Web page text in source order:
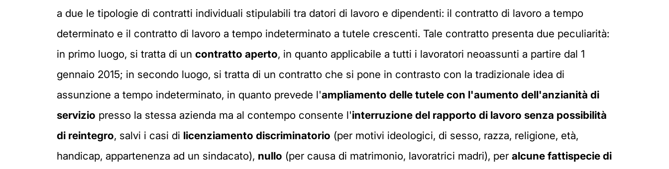
a due le tipologie di contratti individuali stipulabili tra datori di lavoro e dipendenti: il contratto di lavoro a tempo
determinato e il contratto di lavoro a tempo indeterminato a tutele crescenti. Tale contratto presenta due peculiarità:
in primo luogo, si tratta di un contratto aperto, in quanto applicabile a tutti i lavoratori neoassunti a partire dal 1
gennaio 2015; in secondo luogo, si tratta di un contratto che si pone in contrasto con la tradizionale idea di
assunzione a tempo indeterminato, in quanto prevede l'ampliamento delle tutele con l'aumento dell'anzianità di
servizio presso la stessa azienda ma al contempo consente l'interruzione del rapporto di lavoro senza possibilità
di reintegro, salvi i casi di licenziamento discriminatorio (per motivi ideologici, di sesso, razza, religione, età,
handicap, appartenenza ad un sindacato), nullo (per causa di matrimonio, lavoratrici madri), per alcune fattispecie di